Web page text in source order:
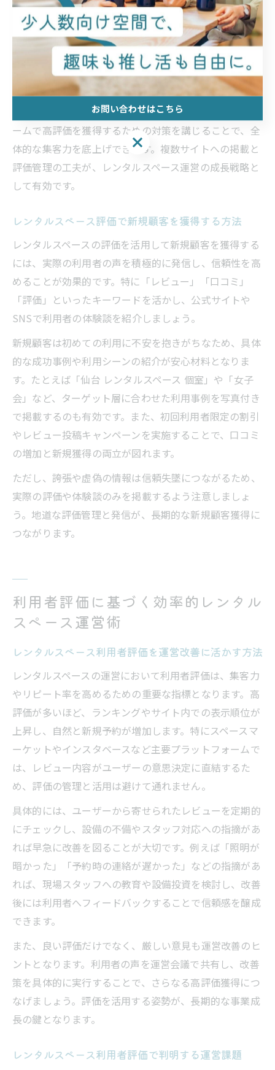
響します。一方、インスタベースは利用シーンごとの検
索機能が充実しており、女子会や個室利用など用途別の
集客がしやすいという特徴があります。サイトごとに集
客効果やユーザー層の違いを分析し、自社スペースに適
した掲載先を選ぶことが重要です。
また、サイトごとの評価傾向を把握し、各プラットフォ
ームで高評価を獲得するための対策を講じることで、全
体的な集客力を底上げできます。複数サイトへの掲載と
評価管理の工夫が、レンタルスペース運営の成長戦略と
して有効です。
レンタルスペース評価で新規顧客を獲得する方法
レンタルスペースの評価を活用して新規顧客を獲得する
には、実際の利用者の声を積極的に発信し、信頼性を高
めることが効果的です。特に「レビュー」「口コミ」
「評価」といったキーワードを活かし、公式サイトや
SNSで利用者の体験談を紹介しましょう。
新規顧客は初めての利用に不安を抱きがちなため、具体
的な成功事例や利用シーンの紹介が安心材料となりま
す。たとえば「仙台 レンタルスペース 個室」や「女子
会」など、ターゲット層に合わせた利用事例を写真付き
で掲載するのも有効です。また、初回利用者限定の割引
やレビュー投稿キャンペーンを実施することで、口コミ
の増加と新規獲得の両立が図れます。
ただし、誇張や虚偽の情報は信頼失墜につながるため、
実際の評価や体験談のみを掲載するよう注意しましょ
う。地道な評価管理と発信が、長期的な新規顧客獲得に
つながります。
利用者評価に基づく効率的レンタル
スペース運営術
レンタルスペース利用者評価を運営改善に活かす方法
レンタルスペースの運営において利用者評価は、集客力
やリピート率を高めるための重要な指標となります。高
評価が多いほど、ランキングやサイト内での表示順位が
上昇し、自然と新規予約が増加します。特にスペースマ
ーケットやインスタベースなど主要プラットフォームで
は、レビュー内容がユーザーの意思決定に直結するた
め、評価の管理と活用は避けて通れません。
具体的には、ユーザーから寄せられたレビューを定期的
にチェックし、設備の不備やスタッフ対応への指摘があ
れば早急に改善を図ることが大切です。例えば「照明が
暗かった」「予約時の連絡が遅かった」などの指摘があ
れば、現場スタッフへの教育や設備投資を検討し、改善
後には利用者へフィードバックすることで信頼感を醸成
できます。
また、良い評価だけでなく、厳しい意見も運営改善のヒ
ントとなります。利用者の声を運営会議で共有し、改善
策を具体的に実行することで、さらなる高評価獲得につ
なげましょう。評価を活用する姿勢が、長期的な事業成
長の鍵となります。
レンタルスペース利用者評価で判明する運営課題
お問い合わせはこちら
お問い合わせはこちら